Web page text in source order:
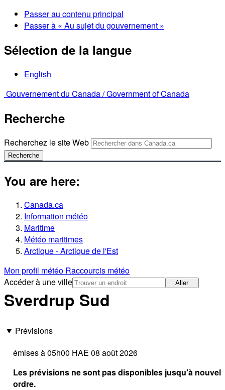
Passer au contenu principal
Passer à « Au sujet du gouvernement »
Sélection de la langue
English
Gouvernement du Canada /Government of Canada
Recherche
Recherchez le site Web
Recherche
You are here:
Canada.ca
Information météo
Maritime
Météo maritimes
Arctique - Arctique de l'Est
Mon profil météo Raccourcis météo
Accéder à une ville
Aller
Sverdrup Sud
Prévisions
émises à 05h00 HAE 08 août 2026
Les prévisions ne sont pas disponibles jusqu'à nouvel
ordre.